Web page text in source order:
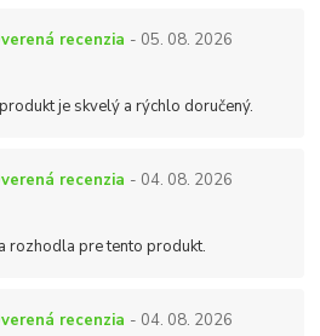
recenzia - 05. 08. 2026
je skvelý a rýchlo doručený.
recenzia - 04. 08. 2026
rozhodla pre tento produkt.
recenzia - 04. 08. 2026